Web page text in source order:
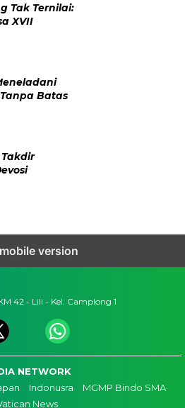
Tak Ternilai:
XVII
Batas
Takdir
version
42 - Lili - Kel. Camplong 1
NETWORK
Indonusra
MGMP Bindo SMA
News